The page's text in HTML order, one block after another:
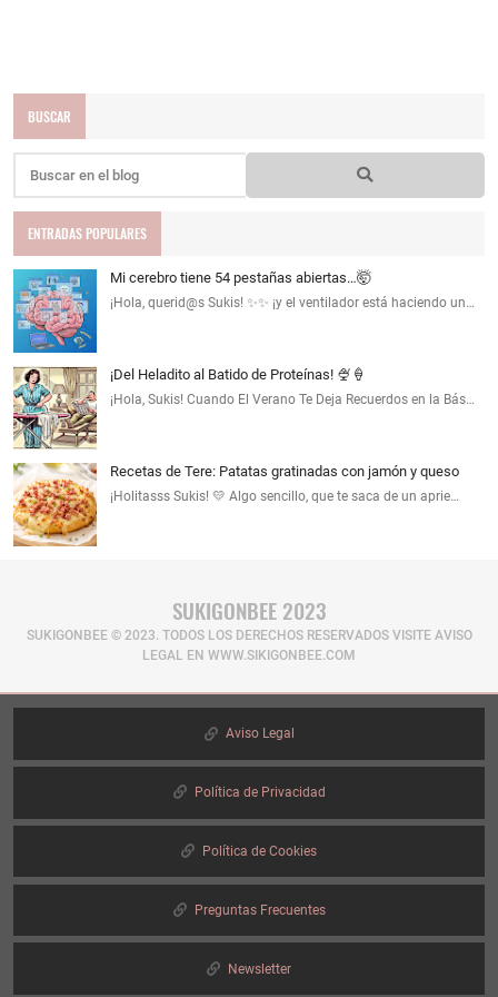
BUSCAR
ENTRADAS POPULARES
Mi cerebro tiene 54 pestañas abiertas…🤯
¡Hola, querid@s Sukis! ✨✨ ¡y el ventilador está haciendo un…
¡Del Heladito al Batido de Proteínas! 🍨🍦
¡Hola, Sukis! Cuando El Verano Te Deja Recuerdos en la Bás…
Recetas de Tere: Patatas gratinadas con jamón y queso
¡Holitasss Sukis! 💛 Algo sencillo, que te saca de un aprie…
SUKIGONBEE 2023
SUKIGONBEE © 2023. TODOS LOS DERECHOS RESERVADOS​ VISITE AVISO
LEGAL EN WWW.SIKIGONBEE.COM
Aviso Legal
Política de Privacidad
Política de Cookies
Preguntas Frecuentes
Newsletter